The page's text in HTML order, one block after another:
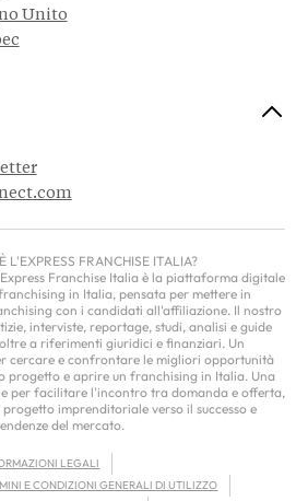
Unito
L'EXPRESS FRANCHISE ITALIA?
Franchise Italia è la piattaforma digitale
in Italia, pensata per mettere in
con i candidati all'affiliazione. Il nostro
interviste, reportage, studi, analisi e guide
a riferimenti giuridici e finanziari. Un
cercare e confrontare le migliori opportunità
progetto e aprire un franchising in Italia. Una
per facilitare l'incontro tra domanda e offerta,
imprenditoriale verso il successo e
del mercato.
LEGALI
E CONDIZIONI GENERALI DI UTILIZZO